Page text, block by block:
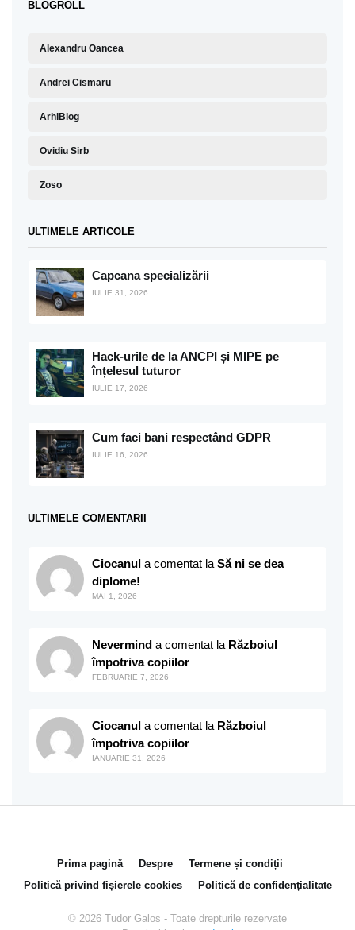
BLOGROLL
Alexandru Oancea
Andrei Cismaru
ArhiBlog
Ovidiu Sirb
Zoso
ULTIMELE ARTICOLE
Capcana specializării
IULIE 31, 2026
Hack-urile de la ANCPI și MIPE pe
înțelesul tuturor
IULIE 17, 2026
Cum faci bani respectând GDPR
IULIE 16, 2026
ULTIMELE COMENTARII
Ciocanul a comentat la Să ni se dea
diplome!
MAI 1, 2026
Nevermind a comentat la Războiul
împotriva copiilor
FEBRUARIE 7, 2026
Ciocanul a comentat la Războiul
împotriva copiilor
IANUARIE 31, 2026
Prima pagină Despre
Termene și condiții
Politică privind fișierele cookies
Politică de confidențialitate
© 2026 Tudor Galos - Toate drepturile rezervate